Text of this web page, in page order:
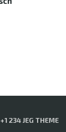
234 JEG THEME